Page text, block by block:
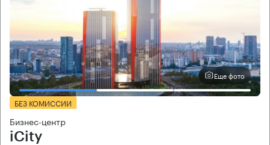
Еще фото
БЕЗ КОМИССИИ
Бизнес-центр
iCity